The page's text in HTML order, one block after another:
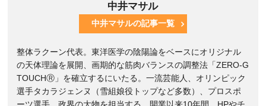
中井マサル
中井マサルの記事一覧
整体ラクーン代表。東洋医学の陰陽論をベースにオリジナル
の天体理論を展開、画期的な筋肉バランスの調整法「ZERO-G
TOUCHⓇ」を確立するにいたる。一流芸能人、オリンピック
選手タカラジェンヌ（雪組娘役トップなど多数）、プロスポ